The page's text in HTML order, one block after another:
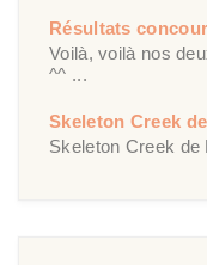
Résultats
Voilà, voilà nos
^^ ...
Skeleton Creek
Skeleton Creek